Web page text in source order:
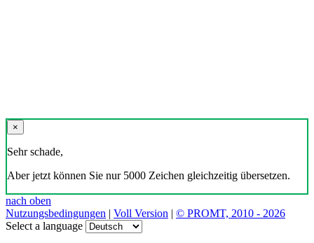
×
Sehr schade,
Aber jetzt können Sie nur 5000 Zeichen gleichzeitig übersetzen.
nach oben
Nutzungsbedingungen | Voll Version | © PROMT, 2010 - 2026
Select a language